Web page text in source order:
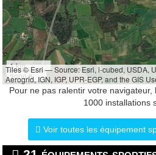
1 km
3000 ft
Tiles © Esri — Source: Esri, i-cubed, USDA,
Aerogrid, IGN, IGP, UPR-EGP, and the GIS
Pour ne pas ralentir votre
1000 installations
Voir toutes les équipement